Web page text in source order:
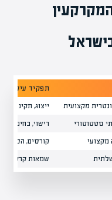
תפקיד עיקרי
מקצועית ייצוג, תקינה,
סטטוטורי רישוי, בחינות,
מקצועי קורסים,
שמאות קרקעות